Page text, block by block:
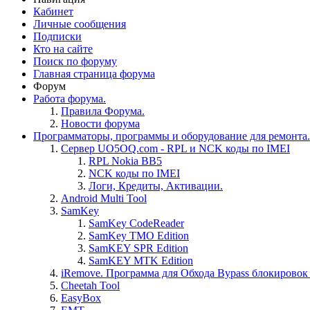
Кабинет
Личные сообщения
Подписки
Кто на сайте
Поиск по форуму
Главная страница форума
Форум
Работа форума.
Правила Форума.
Новости форума
Программаторы, программы и оборудование для ремонта.
Сервер UO5OQ.com - RPL и NCK коды по IMEI
RPL Nokia BB5
NCK коды по IMEI
Логи, Кредиты, Активации.
Android Multi Tool
SamKey
SamKey CodeReader
SamKey TMO Edition
SamKEY SPR Edition
SamKEY MTK Edition
iRemove. Программа для Обхода Bypass
Cheetah Tool
EasyBox